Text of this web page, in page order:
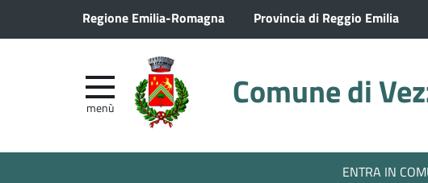
Regione Emilia-Romagna Provincia di Reggio Emilia
Comune di
menù
ENTRA IN